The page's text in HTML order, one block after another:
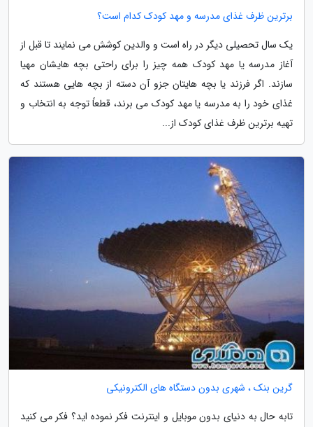
برترین ظرف غذای مدرسه و مهد کودک کدام است؟
یک سال تحصیلی دیگر در راه است و والدین کوشش می نمایند تا قبل از
آغاز مدرسه یا مهد کودک همه چیز را برای راحتی بچه هایشان مهیا
سازند. اگر فرزند یا بچه هایتان جزو آن دسته از بچه هایی هستند که
غذای خود را به مدرسه یا مهد کودک می برند، قطعاً توجه به انتخاب و
تهیه برترین ظرف غذای کودک از...
گرین بنک ، شهری بدون دستگاه های الکترونیکی
تابه حال به دنیای بدون موبایل و اینترنت فکر نموده اید؟ فکر می کنید